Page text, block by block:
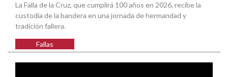
La Falla de la Cruz, que cumplirá 100 años en 2026, recibe la
custodia de la bandera en una jornada de hermandad y
tradición fallera.
Fallas